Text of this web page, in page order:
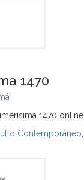
1470
1470 online
Contemporáneo